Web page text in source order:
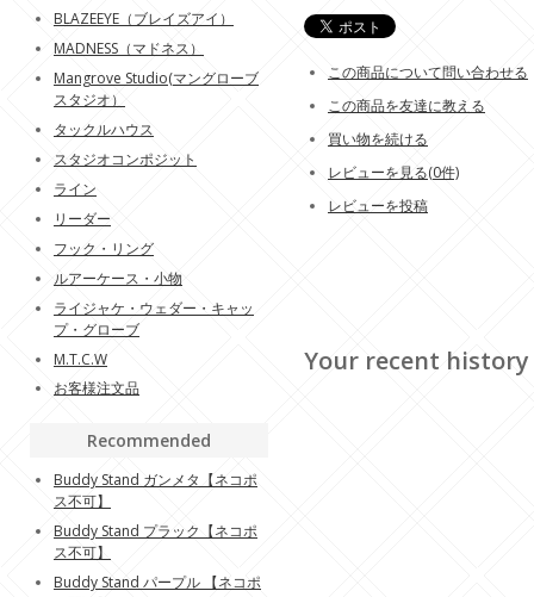
この商品について問い合わせる
この商品を友達に教える
買い物を続ける
レビューを見る(0件)
レビューを投稿
Your recent history
BLAZEEYE（ブレイズアイ）
MADNESS（マドネス）
Mangrove Studio(マングローブ
スタジオ）
タックルハウス
スタジオコンポジット
ライン
リーダー
フック・リング
ルアーケース・小物
ライジャケ・ウェダー・キャッ
プ・グローブ
M.T.C.W
お客様注文品
Recommended
Buddy Stand ガンメタ【ネコポ
ス不可】
Buddy Stand プラック【ネコポ
ス不可】
Buddy Stand パープル 【ネコポ